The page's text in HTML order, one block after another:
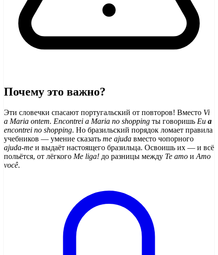
Почему это важно?
Эти словечки спасают португальский от повторов! Вместо Vi
a Maria ontem. Encontrei a Maria no shopping ты говоришь Eu a
encontrei no shopping. Но бразильский порядок ломает правила
учебников — умение сказать me ajuda вместо чопорного
ajuda-me и выдаёт настоящего бразильца. Освоишь их — и всё
польётся, от лёгкого Me liga! до разницы между Te amo и Amo
você.